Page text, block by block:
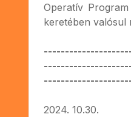
Operatív
keretében valósul
2024. 10.30.